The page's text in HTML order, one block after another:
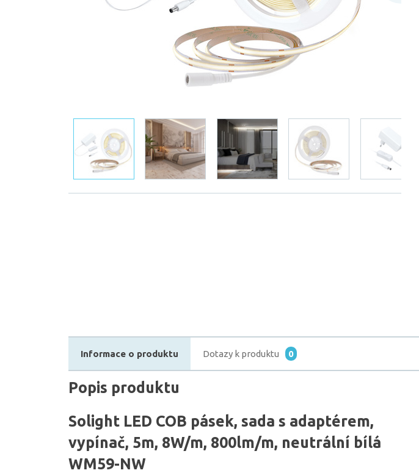
Informace o produktu Dotazy k produktu 0
Popis produktu
Solight LED COB pásek, sada s adaptérem,
vypínač, 5m, 8W/m, 800lm/m, neutrální bílá
WM59-NW